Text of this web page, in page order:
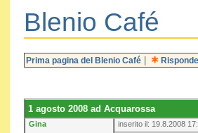
Blenio Café
Prima pagina del Blenio Café
1 agosto 2008 ad Acquarossa
Gina inserito il: 19.8.2008